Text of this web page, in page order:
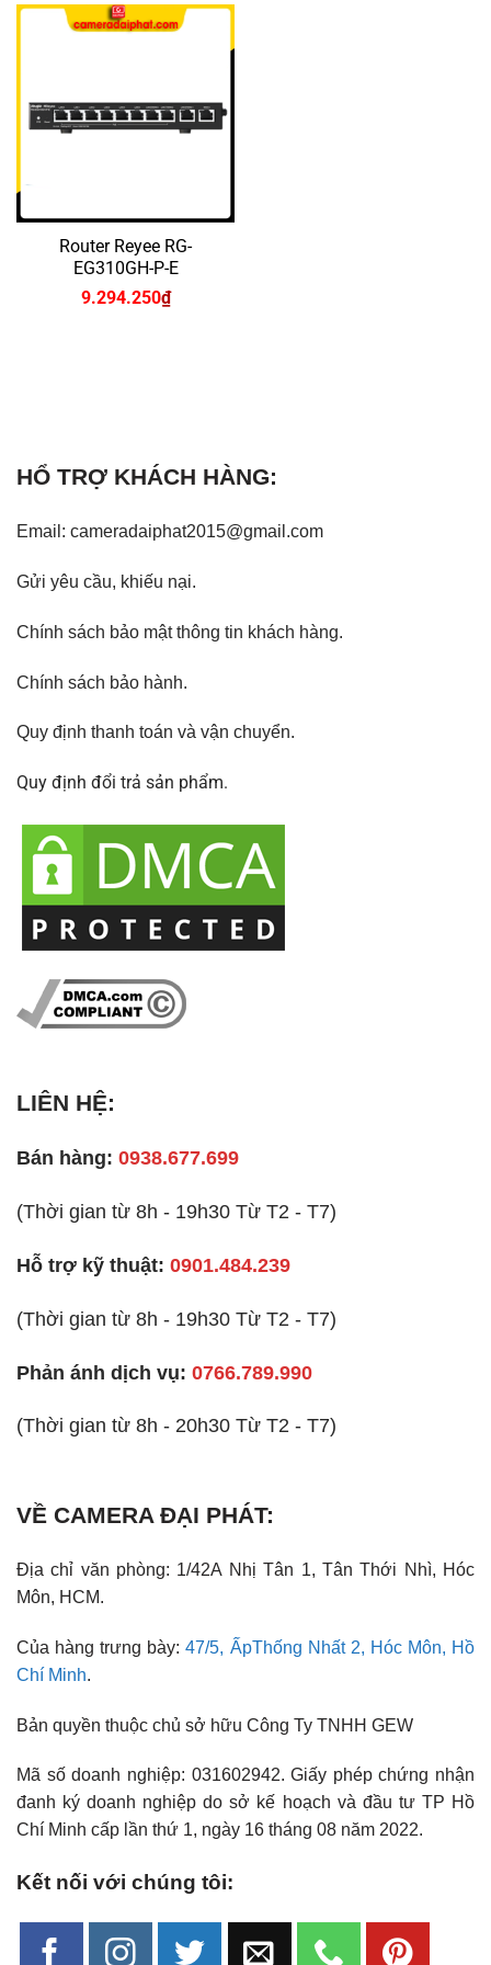
Router Reyee RG-
EG310GH-P-E
9.294.250₫
HỔ TRỢ KHÁCH HÀNG:
Email: cameradaiphat2015@gmail.com
Gửi yêu cầu, khiếu nại.
Chính sách bảo mật thông tin khách hàng.
Chính sách bảo hành.
Quy định thanh toán và vận chuyển.
Quy định đổi trả sản phẩm.
LIÊN HỆ:
Bán hàng: 0938.677.699
(Thời gian từ 8h - 19h30 Từ T2 - T7)
Hỗ trợ kỹ thuật: 0901.484.239
(Thời gian từ 8h - 19h30 Từ T2 - T7)
Phản ánh dịch vụ: 0766.789.990
(Thời gian từ 8h - 20h30 Từ T2 - T7)
VỀ CAMERA ĐẠI PHÁT:
Địa chỉ văn phòng: 1/42A Nhị Tân 1, Tân Thới Nhì, Hóc
Môn, HCM.
Của hàng trưng bày:47/5, ẤpThống Nhất 2, Hóc Môn, Hồ
Chí Minh.
Bản quyền thuộc chủ sở hữu Công Ty TNHH GEW
Mã số doanh nghiệp: 031602942. Giấy phép chứng nhận
đanh ký doanh nghiệp do sở kế hoạch và đầu tư TP Hồ
Chí Minh cấp lần thứ 1, ngày 16 tháng 08 năm 2022.
Kết nối với chúng tôi: